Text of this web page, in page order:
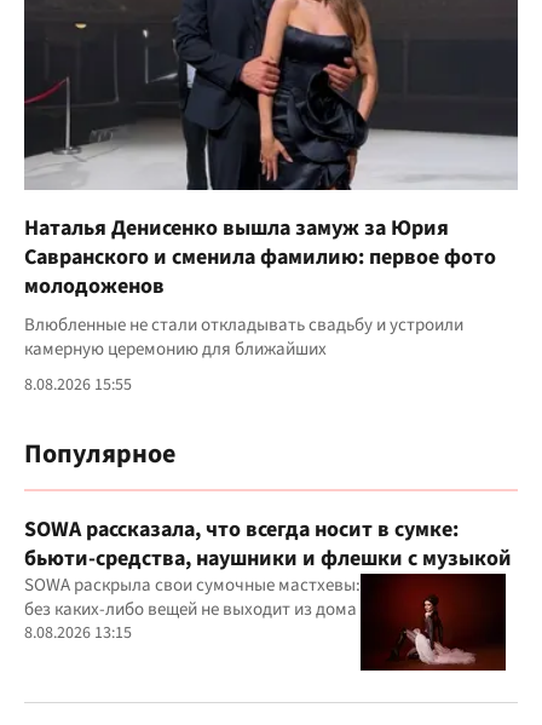
Наталья Денисенко вышла замуж за Юрия
Савранского и сменила фамилию: первое фото
молодоженов
Влюбленные не стали откладывать свадьбу и устроили
камерную церемонию для ближайших
8.08.2026 15:55
Популярное
SOWA рассказала, что всегда носит в сумке:
бьюти-средства, наушники и флешки с музыкой
SOWA раскрыла свои сумочные мастхевы:
без каких-либо вещей не выходит из дома
8.08.2026 13:15